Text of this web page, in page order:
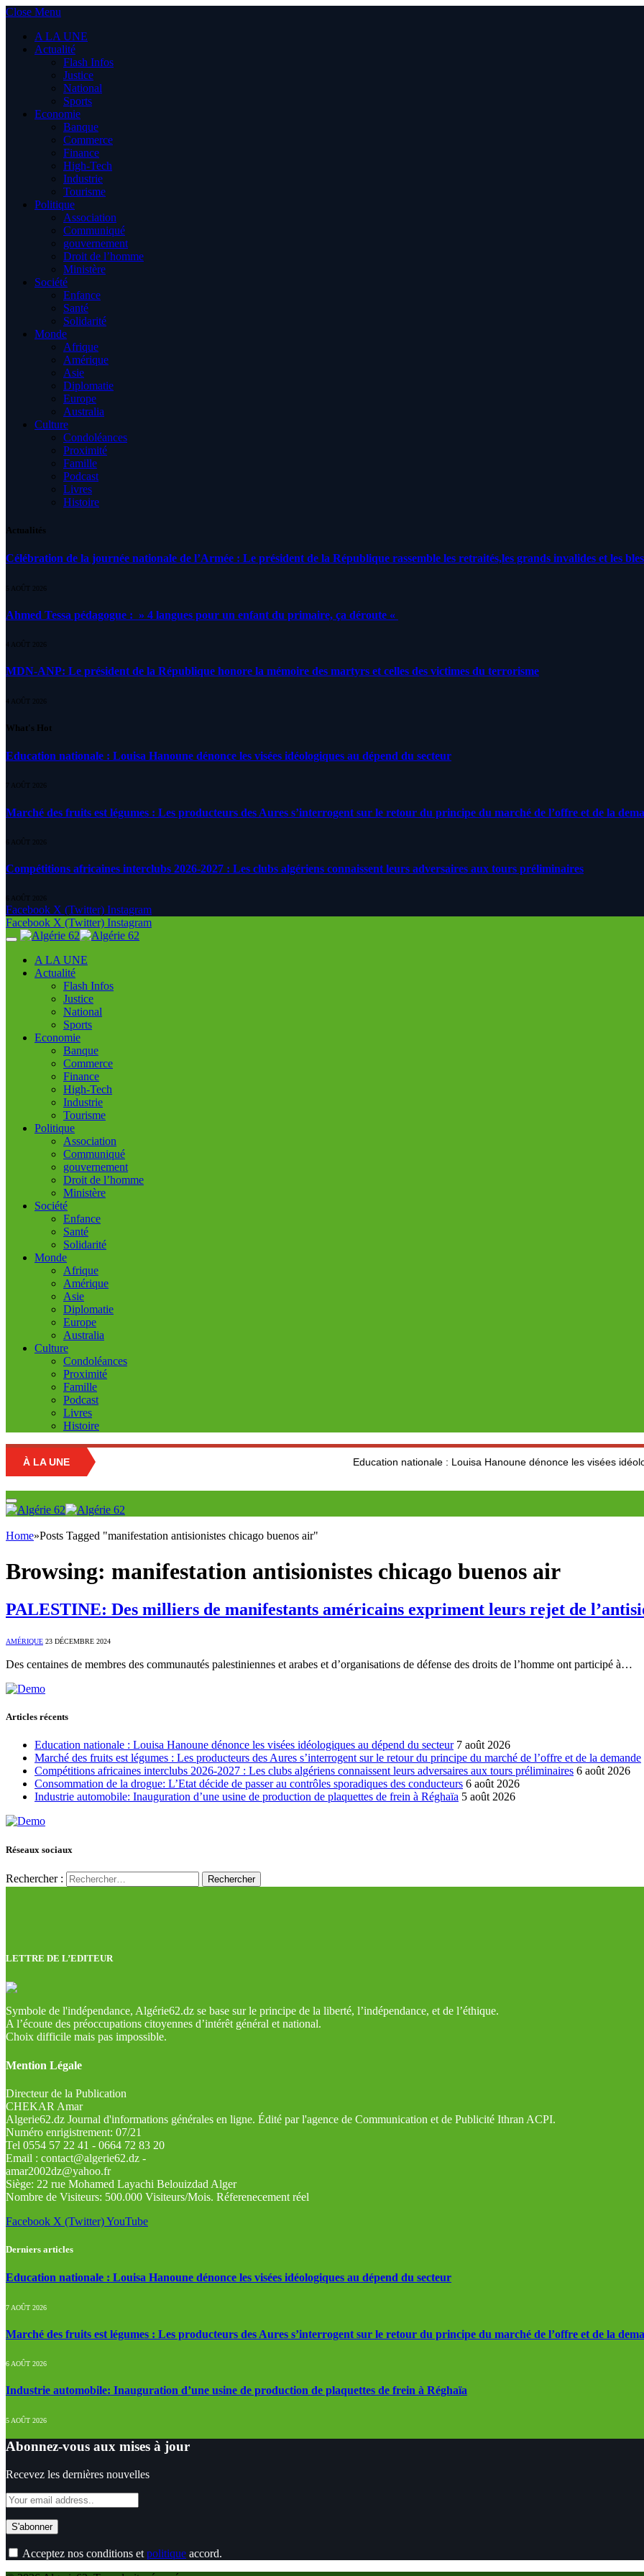
Close Menu
A LA UNE
Actualité
Flash Infos
Justice
National
Sports
Economie
Banque
Commerce
Finance
High-Tech
Industrie
Tourisme
Politique
Association
Communiqué
gouvernement
Droit de l’homme
Ministère
Société
Enfance
Santé
Solidarité
Monde
Afrique
Amérique
Asie
Diplomatie
Europe
Australia
Culture
Condoléances
Proximité
Famille
Podcast
Livres
Histoire
Actualités
Célébration de la journée nationale de l’Armée : Le président de la République rassemble les retraités,les grands invalides et les
5 AOÛT 2026
Ahmed Tessa pédagogue : » 4 langues pour un enfant du primaire, ça déroute «
4 AOÛT 2026
MDN-ANP: Le président de la République honore la mémoire des martyrs et celles des victimes du terrorisme
4 AOÛT 2026
What's Hot
Education nationale : Louisa Hanoune dénonce les visées idéologiques au dépend du secteur
7 AOÛT 2026
Marché des fruits est légumes : Les producteurs des Aures s’interrogent sur le retour du principe du marché de l’offre et de la
6 AOÛT 2026
Compétitions africaines interclubs 2026-2027 : Les clubs algériens connaissent leurs adversaires aux tours préliminaires
6 AOÛT 2026
Facebook X (Twitter) Instagram
Facebook X (Twitter) Instagram
A LA UNE
Actualité
Flash Infos
Justice
National
Sports
Economie
Banque
Commerce
Finance
High-Tech
Industrie
Tourisme
Politique
Association
Communiqué
gouvernement
Droit de l’homme
Ministère
Société
Enfance
Santé
Solidarité
Monde
Afrique
Amérique
Asie
Diplomatie
Europe
Australia
Culture
Condoléances
Proximité
Famille
Podcast
Livres
Histoire
À LA UNE Education nationale : Louisa Hanoune dénonce les visées idéologiques au
Home»Posts Tagged "manifestation antisionistes chicago buenos air"
Browsing: manifestation antisionistes chicago buenos air
PALESTINE: Des milliers de manifestants américains expriment leurs rejet de
AMÉRIQUE 23 DÉCEMBRE 2024
Des centaines de membres des communautés palestiniennes et arabes et d’organisations de défense des droits de l’homme ont participé à…
Articles récents
Education nationale : Louisa Hanoune dénonce les visées idéologiques au dépend du secteur 7 août 2026
Marché des fruits est légumes : Les producteurs des Aures s’interrogent sur le retour du principe du marché de l’offre et de la demande
Compétitions africaines interclubs 2026-2027 : Les clubs algériens connaissent leurs adversaires aux tours préliminaires 6 août 2026
Consommation de la drogue: L’Etat décide de passer au contrôles sporadiques des conducteurs 6 août 2026
Industrie automobile: Inauguration d’une usine de production de plaquettes de frein à Réghaïa 5 août 2026
Réseaux sociaux
Rechercher :
LETTRE DE L’EDITEUR
Symbole de l'indépendance, Algérie62.dz se base sur le principe de la liberté, l’indépendance, et de l’éthique.
A l’écoute des préoccupations citoyennes d’intérêt général et national.
Choix difficile mais pas impossible.
Mention Légale
Directeur de la Publication
CHEKAR Amar
Algerie62.dz Journal d'informations générales en ligne. Édité par l'agence de Communication et de Publicité Ithran ACPI.
Numéro enrigistrement: 07/21
Tel 0554 57 22 41 - 0664 72 83 20
Email : contact@algerie62.dz -
amar2002dz@yahoo.fr
Siège: 22 rue Mohamed Layachi Belouizdad Alger
Nombre de Visiteurs: 500.000 Visiteurs/Mois. Réferenecement réel
Facebook X (Twitter)YouTube
Derniers articles
Education nationale : Louisa Hanoune dénonce les visées idéologiques au dépend du secteur
7 AOÛT 2026
Marché des fruits est légumes : Les producteurs des Aures s’interrogent sur le retour du principe du marché de l’offre et de la
6 AOÛT 2026
Industrie automobile: Inauguration d’une usine de production de plaquettes de frein à Réghaïa
5 AOÛT 2026
Abonnez-vous aux mises à jour
Recevez les dernières nouvelles
Acceptez nos conditions et politique accord.